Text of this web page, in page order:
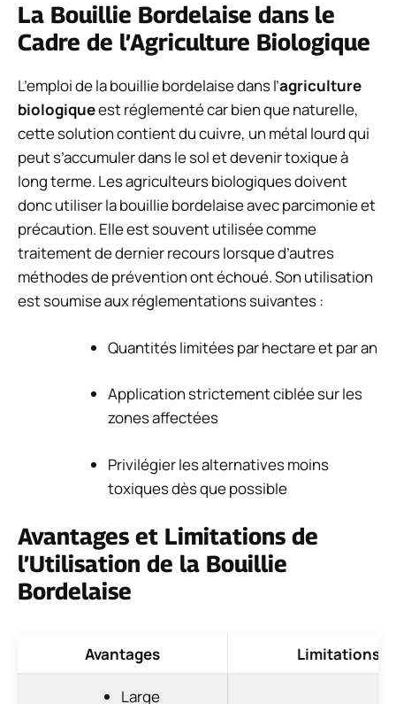
La Bouillie Bordelaise dans le
Cadre de l’Agriculture Biologique
L’emploi de la bouillie bordelaise dans l’agriculture
biologiqueest réglementé car bien que naturelle,
cette solution contient du cuivre, un métal lourd qui
peut s’accumuler dans le sol et devenir toxique à
long terme. Les agriculteurs biologiques doivent
donc utiliser la bouillie bordelaise avec parcimonie et
précaution. Elle est souvent utilisée comme
traitement de dernier recours lorsque d’autres
méthodes de prévention ont échoué. Son utilisation
est soumise aux réglementations suivantes :
Quantités limitées par hectare et par an
Application strictement ciblée sur les
zones affectées
Privilégier les alternatives moins
toxiques dès que possible
Avantages et Limitations de
l’Utilisation de la Bouillie
Bordelaise
Avantages Limitations
Large